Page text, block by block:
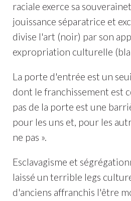
raciale exerce sa
jouissance séparatrice et
divise l'art (noir) par son
expropriation culturelle
La porte d'entrée est un
dont le franchissement est
pas de la porte est une
pour les uns et, pour les
ne pas ».
Esclavagisme et
laissé un terrible legs
d'anciens affranchis l'être